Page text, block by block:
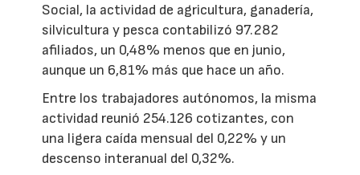
Social, la actividad de agricultura, ganadería,
silvicultura y pesca contabilizó 97.282
afiliados, un 0,48% menos que en junio,
aunque un 6,81% más que hace un año.
Entre los trabajadores autónomos, la misma
actividad reunió 254.126 cotizantes, con
una ligera caída mensual del 0,22% y un
descenso interanual del 0,32%.